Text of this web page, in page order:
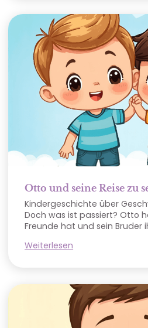
Otto und seine Reise zu
Kindergeschichte über
Doch was ist passiert? Otto
Freunde hat und sein Bruder
Weiterlesen